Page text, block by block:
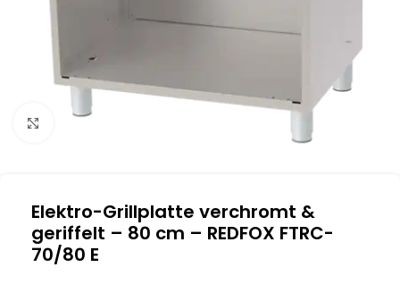
Elektro-Grillplatte verchromt &
geriffelt – 80 cm – REDFOX FTRC-
70/80 E